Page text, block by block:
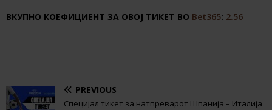
ВКУПНО КОЕФИЦИЕНТ ЗА ОВОЈ ТИКЕТ ВО Bet365: 2.56
PREVIOUS
Специјал тикет за натпреварот Шпанија – Италија